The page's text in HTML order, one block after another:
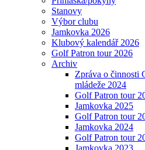
Stanovy
Výbor clubu
Jamkovka 2026
Klubový kalendář 2026
Golf Patron tour 2026
Archiv
Zpráva o činnosti
mládeže 2024
Golf Patron tour
Jamkovka 2025
Golf Patron tour
Jamkovka 2024
Golf Patron tour
Jamkovka 2023